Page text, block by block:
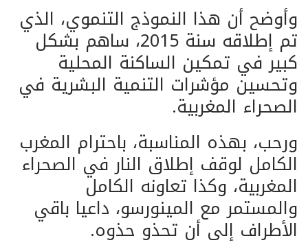
وأوضح أن هذا النموذج التنموي، الذي
تم إطلاقه سنة 2015، ساهم بشكل
كبير في تمكين الساكنة المحلية
وتحسين مؤشرات التنمية البشرية في
الصحراء المغربية.
ورحب، بهذه المناسبة، باحترام المغرب
الكامل لوقف إطلاق النار في الصحراء
المغربية، وكذا تعاونه الكامل
والمستمر مع المينورسو، داعيا باقي
الأطراف إلى أن تحذو حذوه.